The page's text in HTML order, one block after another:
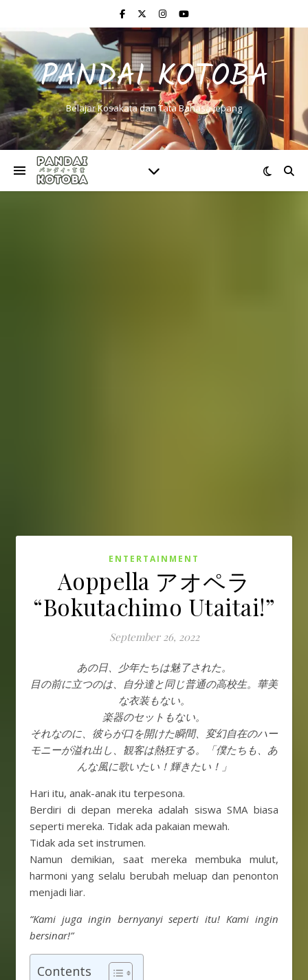
PANDAI KOTOBA
Belajar Kosakata dan Tata Bahasa Jepang
ENTERTAINMENT
Aoppella アオペラ
“Bokutachimo Utaitai!”
September 26, 2022
あの日、少年たちは魅了された。
目の前に立つのは、自分達と同じ普通の高校生。華美
な衣装もない。
楽器のセットもない。
それなのに、彼らが口を開けた瞬間、変幻自在のハー
モニーが溢れ出し、観客は熱狂する。「僕たちも、あ
んな風に歌いたい！輝きたい！」
Hari itu, anak-anak itu terpesona.
Berdiri di depan mereka adalah siswa SMA biasa
seperti mereka. Tidak ada pakaian mewah.
Tidak ada set instrumen.
Namun demikian, saat mereka membuka mulut,
harmoni yang selalu berubah meluap dan penonton
menjadi liar.
“Kami juga ingin bernyanyi seperti itu! Kami ingin
bersinar!”
Contents